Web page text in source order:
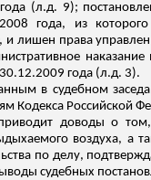
(л.д. 9);
года, из
лишен права
года (л.д. 3).
в судебном
Кодекса Российской
доводы о
воздуха, а
по делу,
судебных